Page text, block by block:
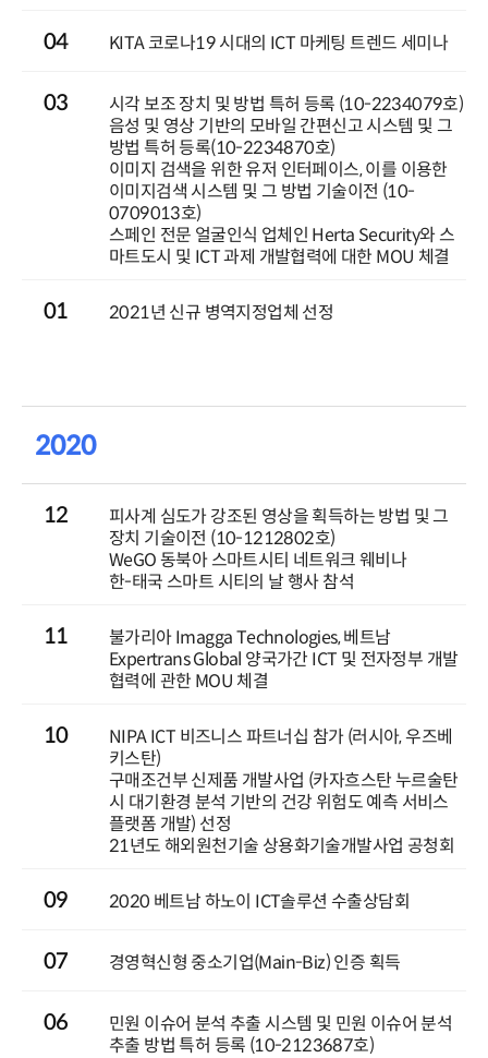
04 KITA 코로나19 시대의 ICT 마케팅 트렌드 세미나
03
시각 보조 장치 및 방법 특허 등록 (10-2234079호)
음성 및 영상 기반의 모바일 간편신고 시스템 및 그
방법 특허 등록(10-2234870호)
이미지 검색을 위한 유저 인터페이스, 이를 이용한
이미지검색 시스템 및 그 방법 기술이전 (10-
0709013호)
스페인 전문 얼굴인식 업체인 Herta Security와 스
마트도시 및 ICT 과제 개발협력에 대한 MOU 체결
01 2021년 신규 병역지정업체 선정
2020
12
피사계 심도가 강조된 영상을 획득하는 방법 및 그
장치 기술이전 (10-1212802호)
WeGO 동북아 스마트시티 네트워크 웨비나
한-태국 스마트 시티의 날 행사 참석
11
불가리아 Imagga Technologies, 베트남
Expertrans Global 양국가간 ICT 및 전자정부 개발
협력에 관한 MOU 체결
10
NIPA ICT 비즈니스 파트너십 참가 (러시아, 우즈베
키스탄)
구매조건부 신제품 개발사업 (카자흐스탄 누르술탄
시 대기환경 분석 기반의 건강 위험도 예측 서비스
플랫폼 개발) 선정
21년도 해외원천기술 상용화기술개발사업 공청회
09 2020 베트남 하노이 ICT솔루션 수출상담회
07 경영혁신형 중소기업(Main-Biz) 인증 획득
06
민원 이슈어 분석 추출 시스템 및 민원 이슈어 분석
추출 방법 특허 등록 (10-2123687호)